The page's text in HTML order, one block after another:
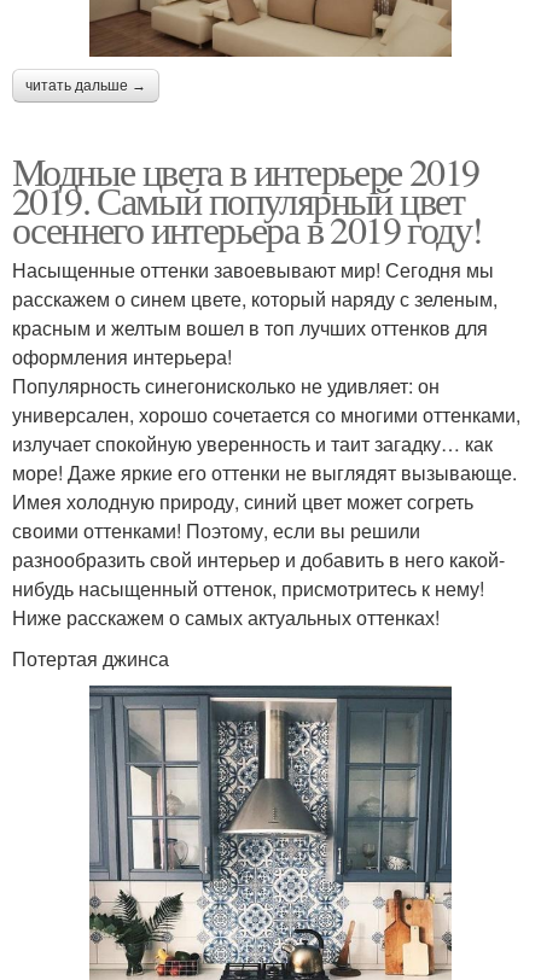
читать дальше →
Модные цвета в интерьере 2019
2019. Самый популярный цвет
осеннего интерьера в 2019 году!
Насыщенные оттенки завоевывают мир! Сегодня мы
расскажем о синем цвете, который наряду с зеленым,
красным и желтым вошел в топ лучших оттенков для
оформления интерьера!
Популярность синегонисколько не удивляет: он
универсален, хорошо сочетается со многими оттенками,
излучает спокойную уверенность и таит загадку… как
море! Даже яркие его оттенки не выглядят вызывающе.
Имея холодную природу, синий цвет может согреть
своими оттенками! Поэтому, если вы решили
разнообразить свой интерьер и добавить в него какой-
нибудь насыщенный оттенок, присмотритесь к нему!
Ниже расскажем о самых актуальных оттенках!
Потертая джинса